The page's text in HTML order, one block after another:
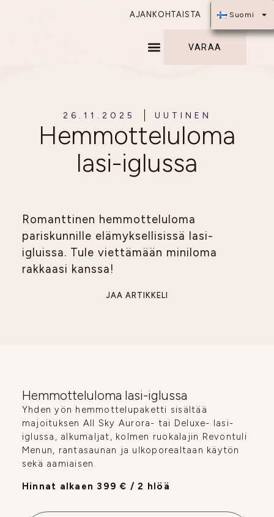
Suomi
AJANKOHTAISTA
VARAA
26.11.2025 UUTINEN
Hemmotteluloma
lasi-iglussa
Romanttinen hemmotteluloma
pariskunnille elämyksellisissä lasi-
igluissa. Tule viettämään miniloma
rakkaasi kanssa!
JAA ARTIKKELI
Hemmotteluloma lasi-iglussa
Yhden yön hemmottelupaketti sisältää
majoituksen All Sky Aurora- tai Deluxe- lasi-
iglussa, alkumaljat, kolmen ruokalajin Revontuli
Menun, rantasaunan ja ulkoporealtaan käytön
sekä aamiaisen.
Hinnat alkaen 399 € / 2 hlöä